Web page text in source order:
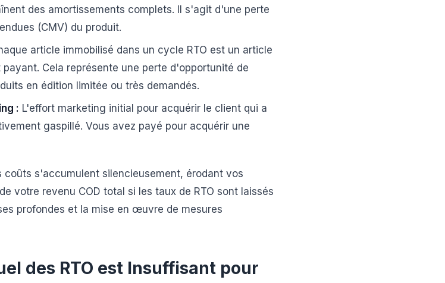
des amortissements complets. Il s'agit d'une perte
(CMV) du produit.
article immobilisé dans un cycle RTO est un article
Cela représente une perte d'opportunité de
en édition limitée ou très demandés.
: L'effort marketing initial pour acquérir le client qui a
gaspillé. Vous avez payé pour acquérir une
s'accumulent silencieusement, érodant vos
votre revenu COD total si les taux de RTO sont laissés
profondes et la mise en œuvre de mesures
des RTO est Insuffisant pour